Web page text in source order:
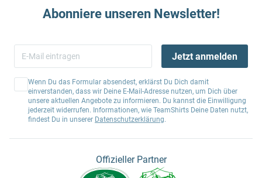
Abonniere unseren Newsletter!
Jetzt anmelden
Wenn Du das Formular absendest, erklärst Du Dich damit
einverstanden, dass wir Deine E-Mail-Adresse nutzen, um Dich über
unsere aktuellen Angebote zu informieren. Du kannst die Einwilligung
jederzeit widerrufen. Informationen, wie TeamShirts Deine Daten nutzt,
findest Du in unserer Datenschutzerklärung.
Offizieller Partner